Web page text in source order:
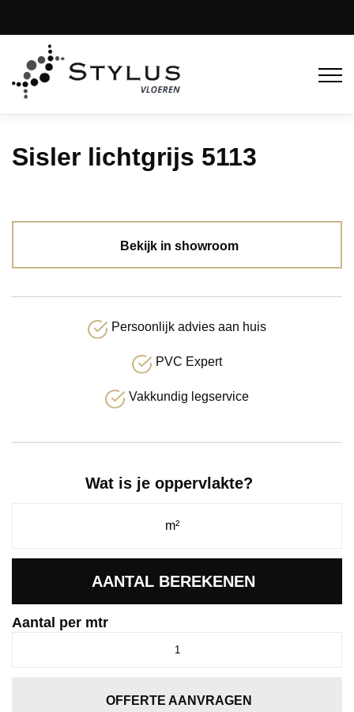
Sisler lichtgrijs 5113
Bekijk in showroom
Persoonlijk advies aan huis
PVC Expert
Vakkundig legservice
Wat is je oppervlakte?
AANTAL BEREKENEN
Aantal per mtr
OFFERTE AANVRAGEN